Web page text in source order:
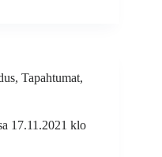
, Tapahtumat,
17.11.2021 klo